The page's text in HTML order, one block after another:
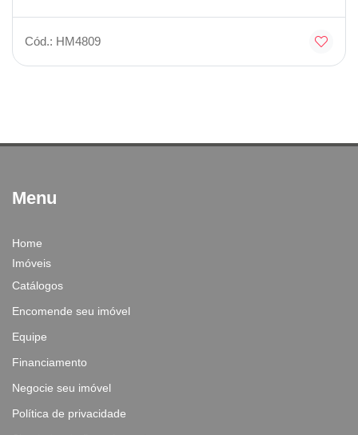
Cód.: HM4809
Menu
Home
Imóveis
Catálogos
Encomende seu imóvel
Equipe
Financiamento
Negocie seu imóvel
Política de privacidade